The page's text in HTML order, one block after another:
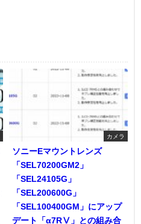
カメラ
ソニーEマウントレンズ
「SEL70200GM2」
「SEL24105G」
「SEL200600G」
「SEL100400GM」にアップ
デート「α7RⅤ」との組み合